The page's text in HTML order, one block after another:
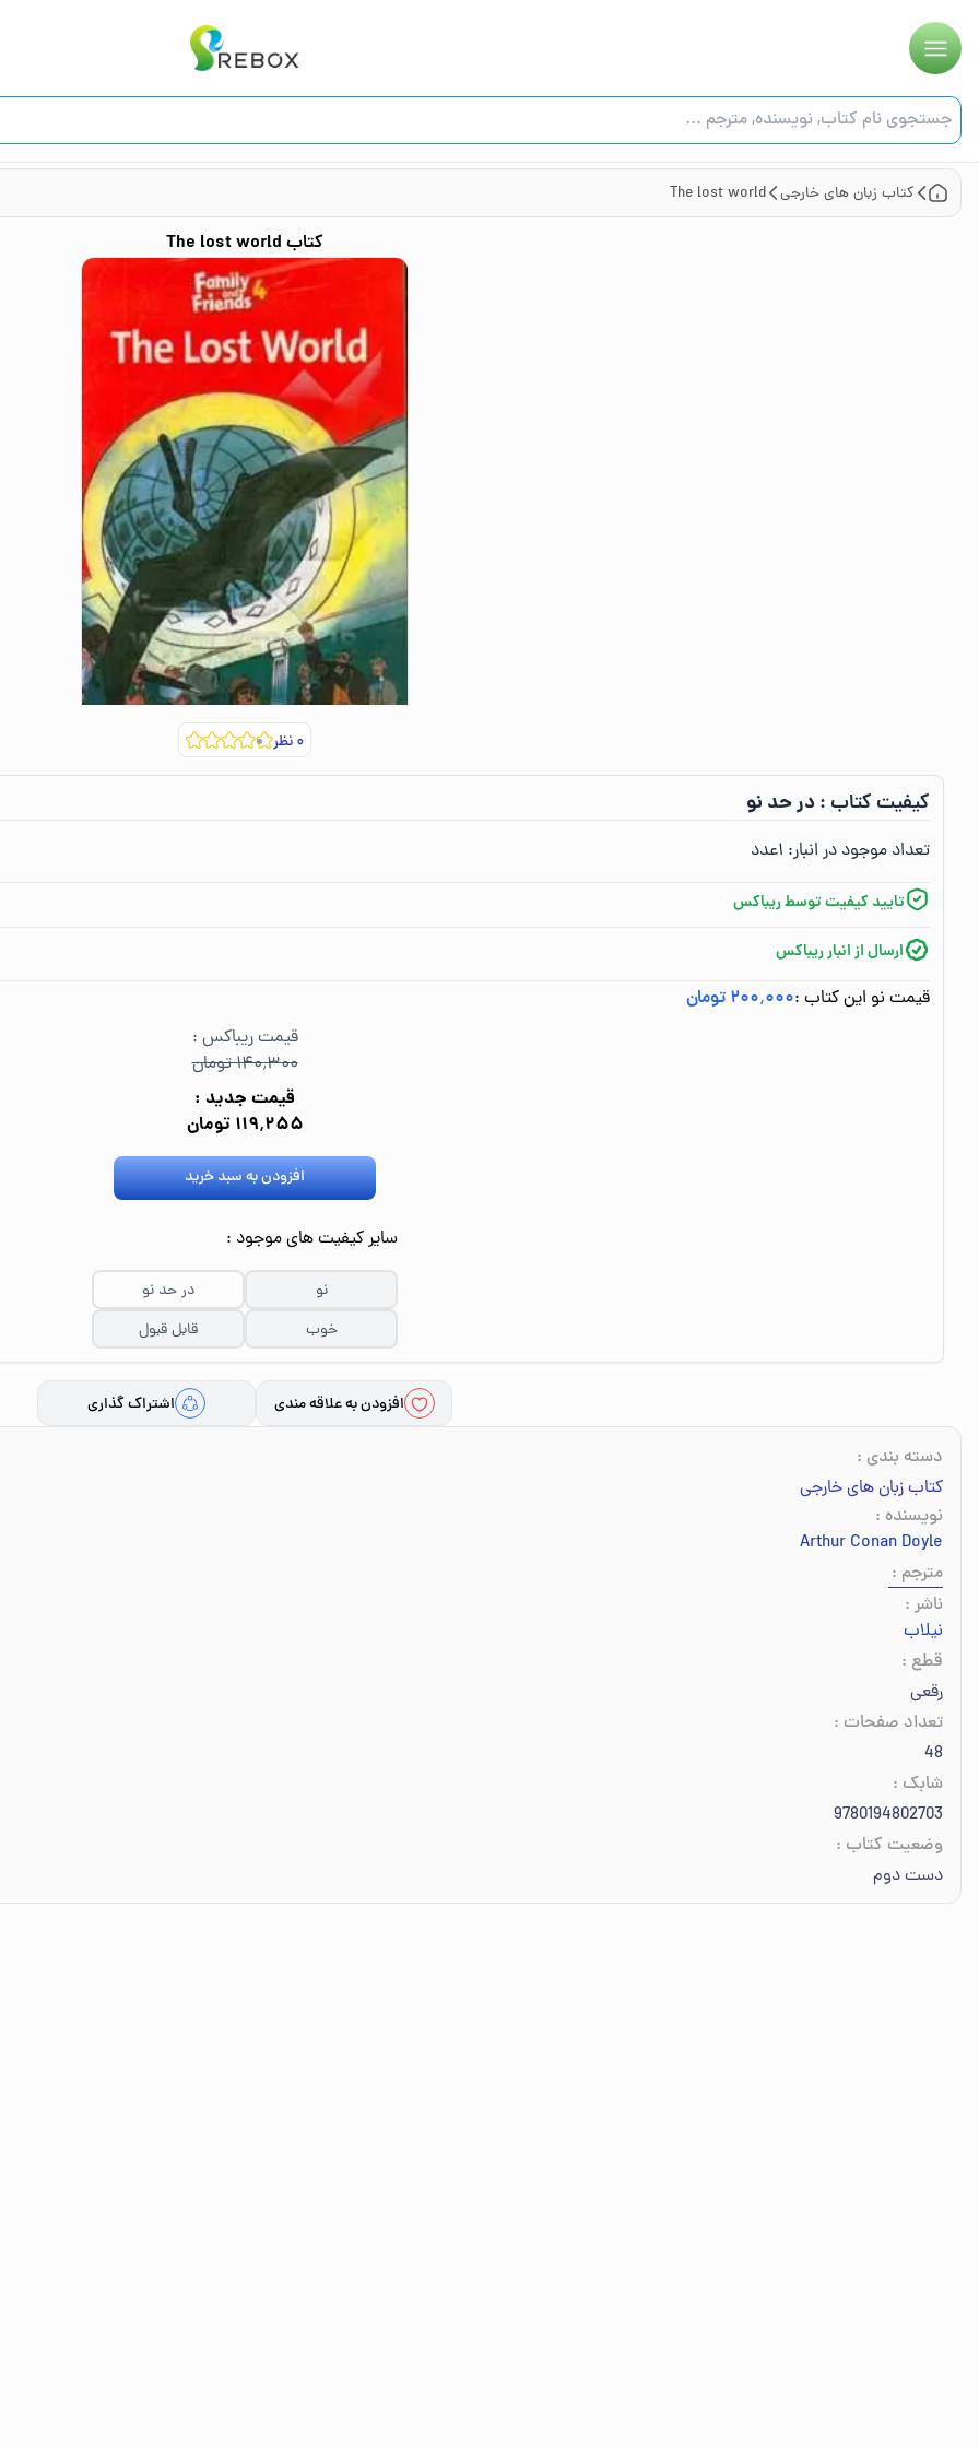
کتاب زبان های خارجی The lost world
کتاب The lost world
۰نظر
کیفیت کتاب :‌در حد نو
تعداد موجود در انبار:‌ ۱عدد
تایید کیفیت توسط ریباکس
ارسال از انبار ریباکس
قیمت نو این کتاب :۲۰۰٬۰۰۰ تومان
قیمت ریباکس :
۱۴۰٬۳۰۰ تومان
قیمت جدید :
۱۱۹٬۲۵۵ تومان
افزودن به سبد خرید
سایر کیفیت های موجود :
نو
در حد نو
خوب
قابل قبول
افزودن به علاقه مندی اشتراک گذاری
دسته بندی :
کتاب زبان های خارجی
نویسنده :
Arthur Conan Doyle
مترجم :
ناشر :
نیلاب
قطع :
رقعی
تعداد صفحات :
48
شابک :
9780194802703
وضعیت کتاب :
دست دوم